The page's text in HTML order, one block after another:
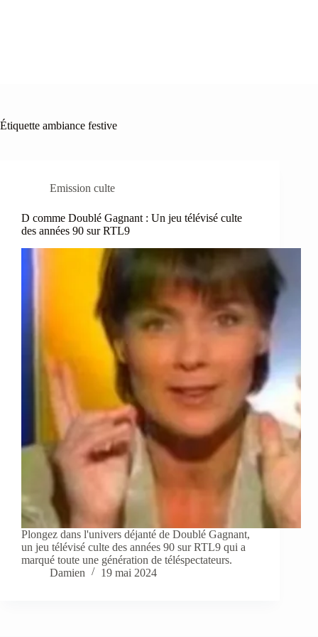
Étiquette ambiance festive
Emission culte
D comme Doublé Gagnant : Un jeu télévisé culte
des années 90 sur RTL9
Plongez dans l'univers déjanté de Doublé Gagnant,
un jeu télévisé culte des années 90 sur RTL9 qui a
marqué toute une génération de téléspectateurs.
Damien
19 mai 2024